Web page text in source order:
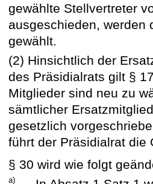
gewählte Stellvertreter
ausgeschieden, werden
gewählt.
(2) Hinsichtlich der
des Präsidialrats gilt §
Mitglieder sind neu zu
sämtlicher
gesetzlich
führt der Präsidialrat die
§ 30 wird wie folgt
a)